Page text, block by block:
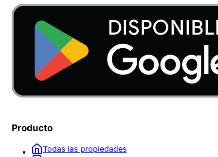
Producto
Todas las propiedades